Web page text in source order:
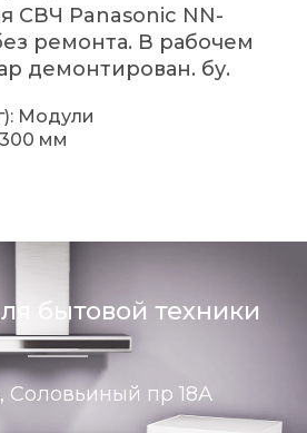
СВЧ Panasonic NN-
ремонта. В рабочем
демонтирован. бу.
Модули
мм
бытовой техники
Соловьиный пр 18А